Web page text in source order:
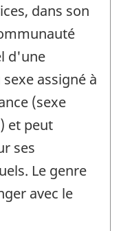
dans son
d'une
assigné à
(sexe
et peut
ses
Le genre
avec le